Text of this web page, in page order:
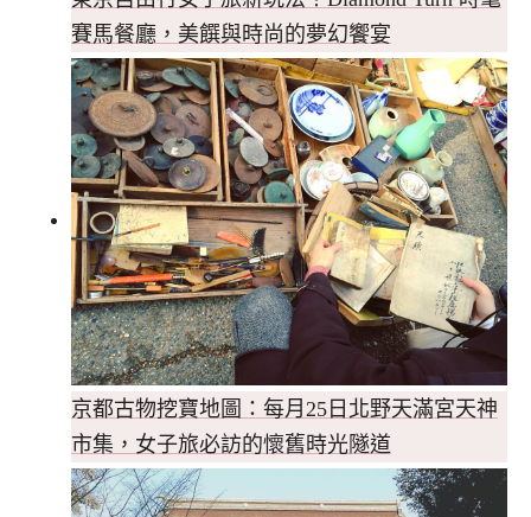
賽馬餐廳，美饌與時尚的夢幻饗宴
京都古物挖寶地圖：每月25日北野天滿宮天神
市集，女子旅必訪的懷舊時光隧道